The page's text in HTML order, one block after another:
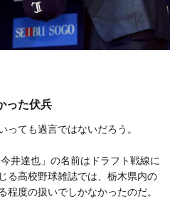
った伏兵
っても過言ではないだろう。
井達也」の名前はドラフト戦線に
る高校野球雑誌では、栃木県内の
度の扱いでしかなかったのだ。